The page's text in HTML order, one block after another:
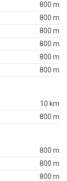
800 m
800 m
800 m
800 m
800 m
800 m
10 km
800 m
800 m
800 m
800 m